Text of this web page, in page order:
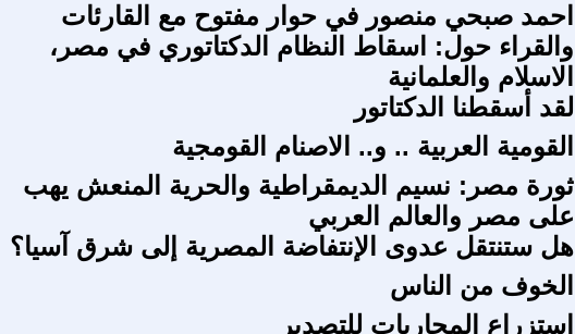
احمد صبحي منصور في حوار مفتوح مع القارئات
والقراء حول: اسقاط النظام الدكتاتوري في مصر،
الاسلام والعلمانية
لقد أسقطنا الدكتاتور
القومية العربية .. و.. الاصنام القومجية
ثورة مصر: نسيم الديمقراطية والحرية المنعش يهب
على مصر والعالم العربي
هل ستنتقل عدوى الإنتفاضة المصرية إلى شرق آسيا؟
الخوف من الناس
استزراع المحاريات للتصدير